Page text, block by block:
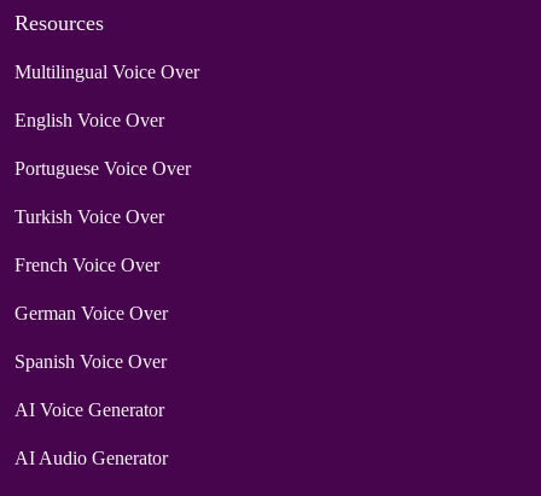
Resources
Multilingual Voice Over
English Voice Over
Portuguese Voice Over
Turkish Voice Over
French Voice Over
German Voice Over
Spanish Voice Over
AI Voice Generator
AI Audio Generator